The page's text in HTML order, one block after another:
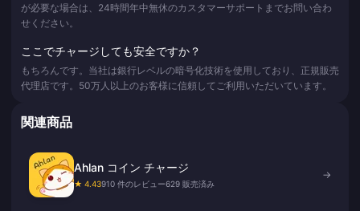
が必要な場合は、24時間年中無休のカスタマーサポートまでお問い合わ
せください。
ここでチャージしても安全ですか？
もちろんです。当社は銀行レベルの暗号化技術を使用しており、正規販売
代理店です。50万人以上のお客様に信頼してご利用いただいています。
関連商品
Ahlan コイン チャージ
★ 4.43910 件のレビュー629 販売済み
→